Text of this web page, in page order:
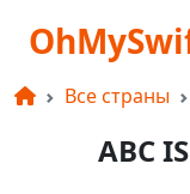
Все страны
ABC